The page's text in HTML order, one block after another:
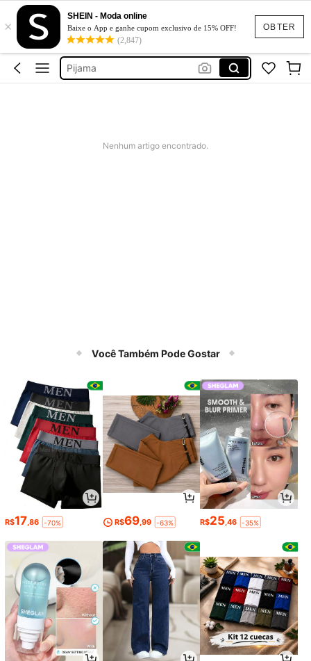
OBTER
×
SHEIN - Moda online
Baixe o App e ganhe cupom exclusivo de 15% OFF!
(2,847)
Pijama Feminino
Calcinha
Pijama
Nenhum artigo encontrado.
Você Também Pode Gostar
R$17 ,86 -70% R$69 ,99 -63% R$25 ,46 -35%